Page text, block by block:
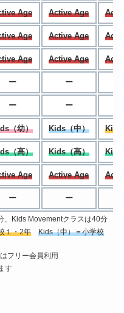
Age Active Age
Age Active Age
Age Active Age
ー ー
ー ー
（幼） Kids（中） Kids
（高） Kids（高） Kids
Age Active Age
ー ー
、Kids Movementクラスは40分
１・2年
Kids（中）＝小学校
フリー会員利用
す